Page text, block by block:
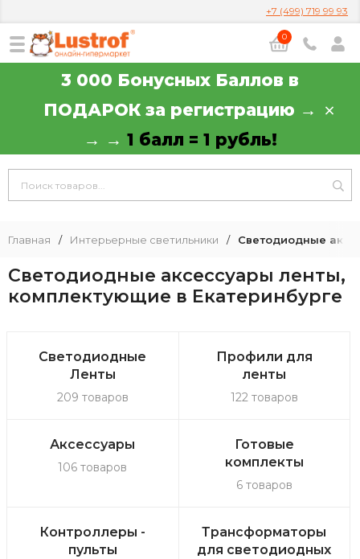
+7 (499) 719 99 93
0
3 000 Бонусных Баллов в
ПОДАРОК за регистрацию →
→ → 1 балл = 1 рубль!
Главная / Интерьерные светильники / Светодиодные
Светодиодные аксессуары ленты,
комплектующие в Екатеринбурге
Светодиодные
Ленты
209 товаров
Профили для
ленты
122 товаров
Аксессуары
106 товаров
Готовые
комплекты
6 товаров
Контроллеры -
пульты
Трансформаторы
для светодиодных